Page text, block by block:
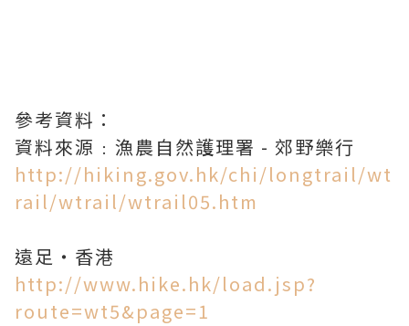
參考資料：
資料來源﹕漁農自然護理署 - 郊野樂行
http://hiking.gov.hk/chi/longtrail/wt
rail/wtrail/wtrail05.htm
遠足‧香港
http://www.hike.hk/load.jsp?
route=wt5&page=1